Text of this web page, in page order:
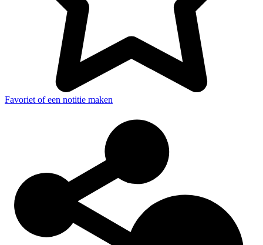
Favoriet of een notitie maken